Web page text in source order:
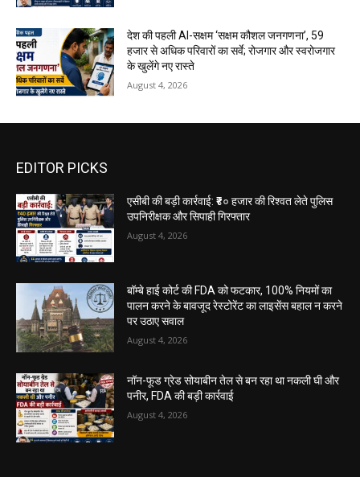
देश की पहली AI-सक्षम ‘सक्षम कौशल जनगणना’, 59
हजार से अधिक परिवारों का सर्वे; रोजगार और स्वरोजगार
के खुलेंगे नए रास्ते
August 4, 2026
EDITOR PICKS
एसीबी की बड़ी कार्रवाई: ₹४० हजार की रिश्वत लेते पुलिस
उपनिरीक्षक और सिपाही गिरफ्तार
August 4, 2026
बॉम्बे हाई कोर्ट की FDA को फटकार, 100% नियमों का
पालन करने के बावजूद रेस्टोरेंट का लाइसेंस बहाल न करने
पर उठाए सवाल
August 4, 2026
नॉन-फूड ग्रेड सोयाबीन तेल से बन रहा था नकली घी और
पनीर, FDA की बड़ी कार्रवाई
August 4, 2026